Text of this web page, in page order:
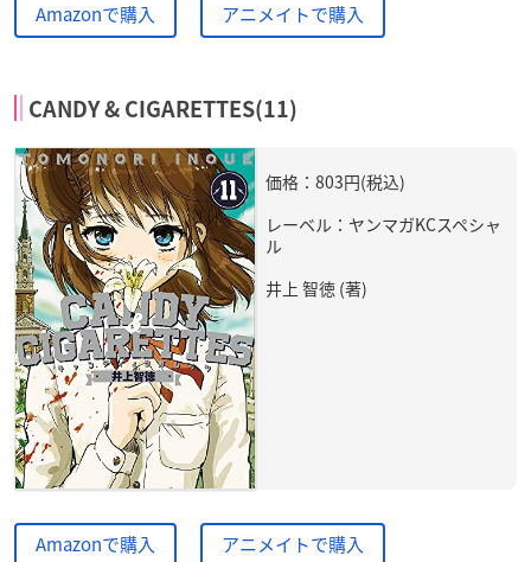
Amazonで購入 アニメイトで購入
CANDY & CIGARETTES(11)
価格：803円(税込)
レーベル：ヤンマガKCスペシャ
ル
井上 智徳 (著)
Amazonで購入 アニメイトで購入